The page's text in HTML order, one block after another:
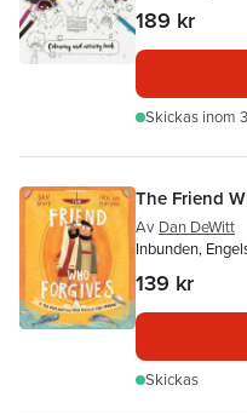
189 kr
Skickas inom
The Friend
Av Dan DeWitt
Inbunden,
139 kr
Skickas